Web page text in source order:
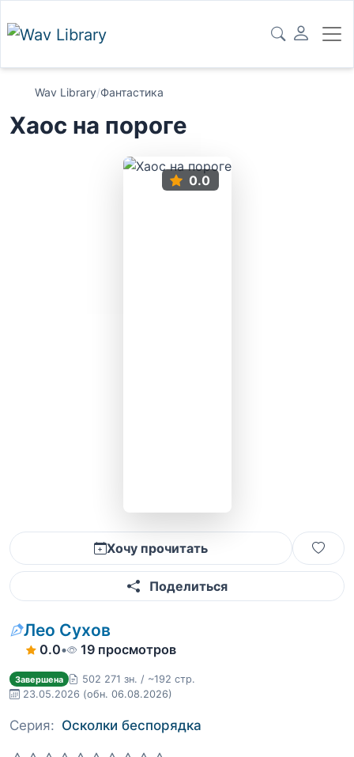
Wav Library/Фантастика
Хаос на пороге
0.0
Хочу прочитать
Поделиться
Лео Сухов
0.0• 19 просмотров
Завершена
502 271 зн. / ~192 стр.
23.05.2026 (обн. 06.08.2026)
Серия: Осколки беспорядка